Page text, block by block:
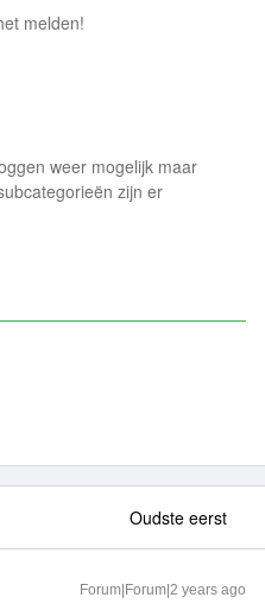
melden!
weer mogelijk maar
zijn er
Oudste eerst
Forum|Forum|2 years ago